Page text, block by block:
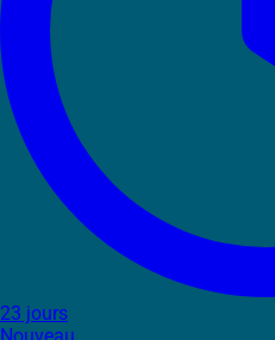
23 jours